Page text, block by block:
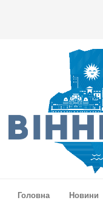
Головна
Новини